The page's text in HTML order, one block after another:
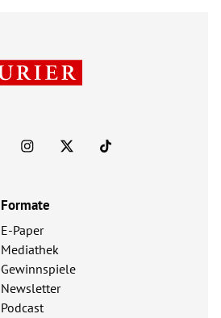
Formate
E-Paper
Mediathek
Gewinnspiele
Newsletter
Podcast